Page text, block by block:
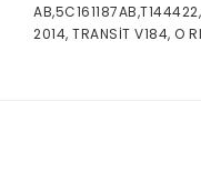
2014, TRANSİT V184, O